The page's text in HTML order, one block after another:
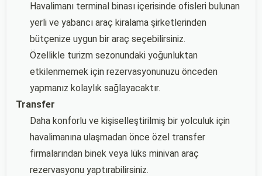
Havalimanı terminal binası içerisinde ofisleri bulunan
yerli ve yabancı araç kiralama şirketlerinden
bütçenize uygun bir araç seçebilirsiniz.
Özellikle turizm sezonundaki yoğunluktan
etkilenmemek için rezervasyonunuzu önceden
yapmanız kolaylık sağlayacaktır.
Transfer
Daha konforlu ve kişiselleştirilmiş bir yolculuk için
havalimanına ulaşmadan önce özel transfer
firmalarından binek veya lüks minivan araç
rezervasyonu yaptırabilirsiniz.